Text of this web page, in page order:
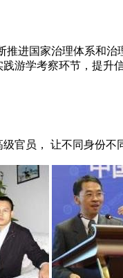
进国家治理体系和
游学考察环节，提升
官员， 让不同身份不